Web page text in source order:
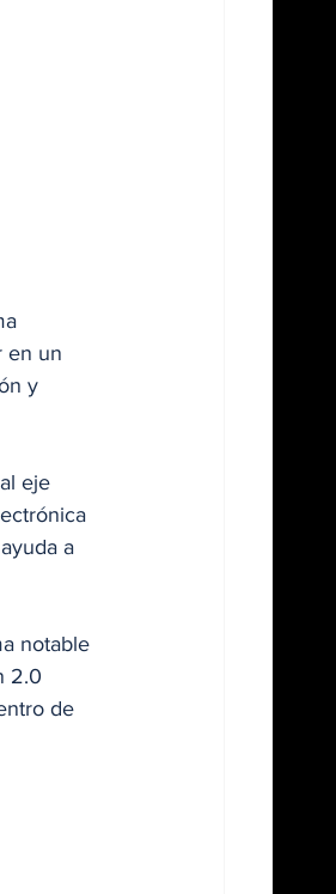
en un
y
eje
a
notable
2.0
de